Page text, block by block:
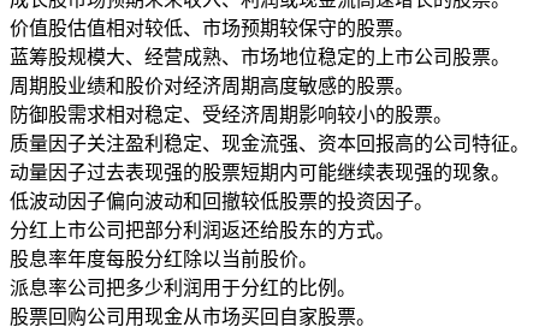
价值股估值相对较低、市场预期较保守的股票。
蓝筹股规模大、经营成熟、市场地位稳定的上市公司股票。
周期股业绩和股价对经济周期高度敏感的股票。
防御股需求相对稳定、受经济周期影响较小的股票。
质量因子关注盈利稳定、现金流强、资本回报高的公司特征。
动量因子过去表现强的股票短期内可能继续表现强的现象。
低波动因子偏向波动和回撤较低股票的投资因子。
分红 上市公司把部分利润返还给股东的方式。
股息率年度每股分红除以当前股价。
派息率公司把多少利润用于分红的比例。
股票回购公司用现金从市场买回自家股票。